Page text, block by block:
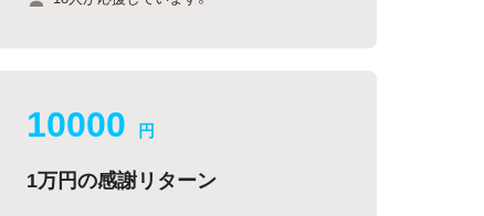
10000 円
1万円の感謝リターン